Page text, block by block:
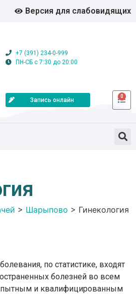
Версия для слабовидящих
+7 (391) 234-0-999
ПН-СБ с 7:30 до 20:00
Запись онлайн
0
> Шарыпово > Гинекология
по статистике, входят
болезней во всем
и квалифицированным